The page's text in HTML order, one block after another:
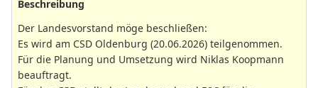
Beschreibung
Der Landesvorstand möge beschließen:
Es wird am CSD Oldenburg (20.06.2026) teilgenommen.
Für die Planung und Umsetzung wird Niklas Koopmann
beauftragt.